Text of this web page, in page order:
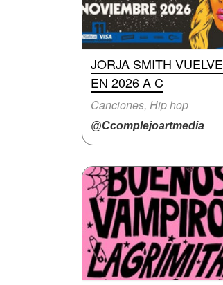
JORJA SMITH VUELVE
EN 2026 A C
Canciones, Hip hop
@Ccomplejoartmedia